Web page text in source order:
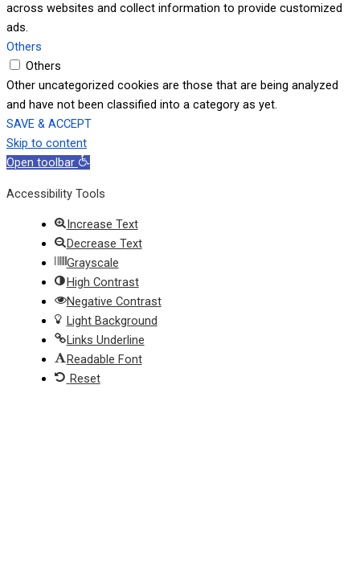
across websites and collect information to provide customized
ads.
Others
Others
Other uncategorized cookies are those that are being analyzed
and have not been classified into a category as yet.
SAVE & ACCEPT
Skip to content
Open toolbar
Accessibility Tools
Increase Text
Decrease Text
Grayscale
High Contrast
Negative Contrast
Light Background
Links Underline
Readable Font
Reset